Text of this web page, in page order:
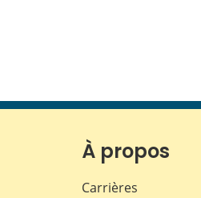
À propos
Carrières